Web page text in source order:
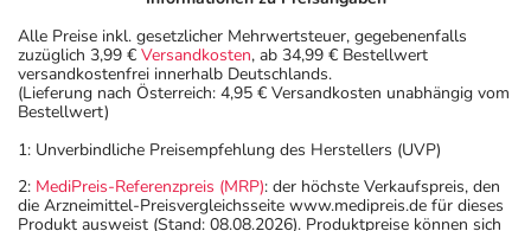
Alle Preise inkl. gesetzlicher Mehrwertsteuer, gegebenenfalls
zuzüglich 3,99 € Versandkosten, ab 34,99 € Bestellwert
versandkostenfrei innerhalb Deutschlands.
(Lieferung nach Österreich: 4,95 € Versandkosten unabhängig vom
Bestellwert)
1: Unverbindliche Preisempfehlung des Herstellers (UVP)
2: MediPreis-Referenzpreis (MRP): der höchste Verkaufspreis, den
die Arzneimittel-Preisvergleichsseite www.medipreis.de für dieses
Produkt ausweist (Stand: 08.08.2026). Produktpreise können sich